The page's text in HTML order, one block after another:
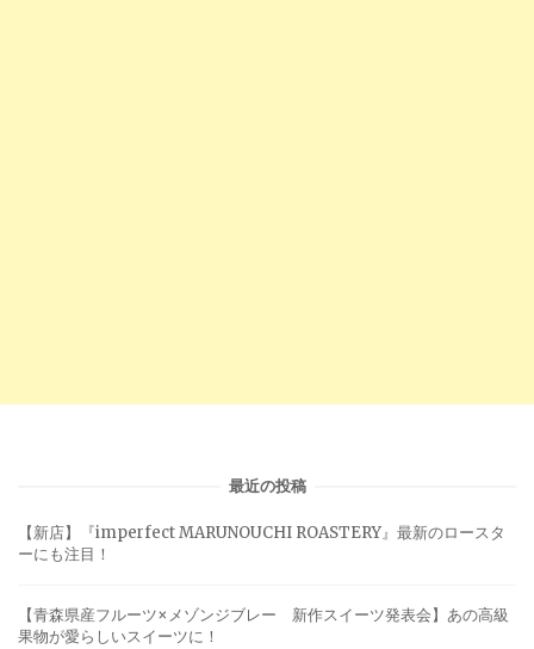
最近の投稿
【新店】『imperfect MARUNOUCHI ROASTERY』最新のロースタ
ーにも注目！
【青森県産フルーツ×メゾンジブレー 新作スイーツ発表会】あの高級
果物が愛らしいスイーツに！